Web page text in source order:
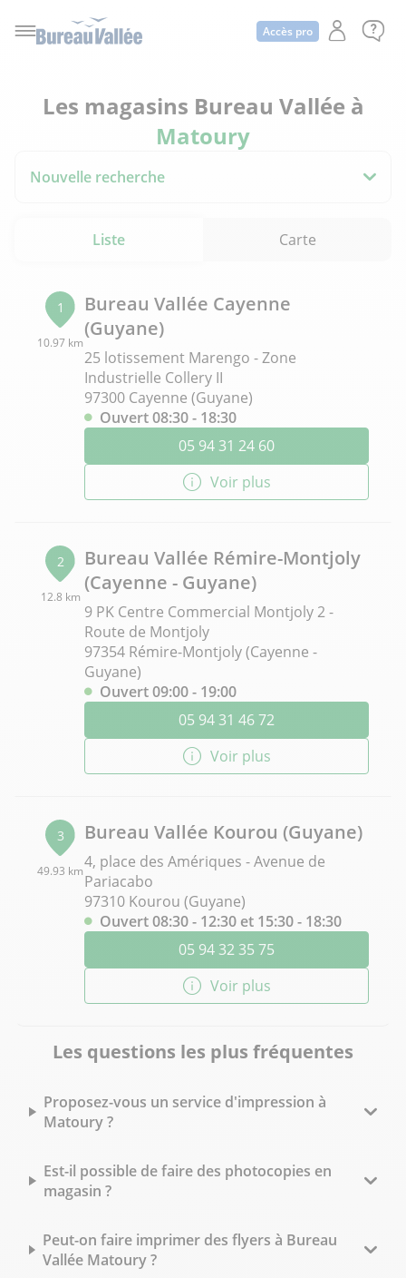
Accès pro
Les magasins Bureau Vallée à
Matoury
Nouvelle recherche
Liste Carte
1
10.97 km
Bureau Vallée Cayenne
(Guyane)
25 lotissement Marengo - Zone
Industrielle Collery II
97300 Cayenne (Guyane)
Ouvert 08:30 - 18:30
05 94 31 24 60
Voir plus
2
12.8 km
Bureau Vallée Rémire-Montjoly
(Cayenne - Guyane)
9 PK Centre Commercial Montjoly 2 -
Route de Montjoly
97354 Rémire-Montjoly (Cayenne -
Guyane)
Ouvert 09:00 - 19:00
05 94 31 46 72
Voir plus
3
49.93 km
Bureau Vallée Kourou (Guyane)
4, place des Amériques - Avenue de
Pariacabo
97310 Kourou (Guyane)
Ouvert 08:30 - 12:30 et 15:30 - 18:30
05 94 32 35 75
Voir plus
Les questions les plus fréquentes
Proposez-vous un service d'impression à
Matoury ?
Est-il possible de faire des photocopies en
magasin ?
Peut-on faire imprimer des flyers à Bureau
Vallée Matoury ?